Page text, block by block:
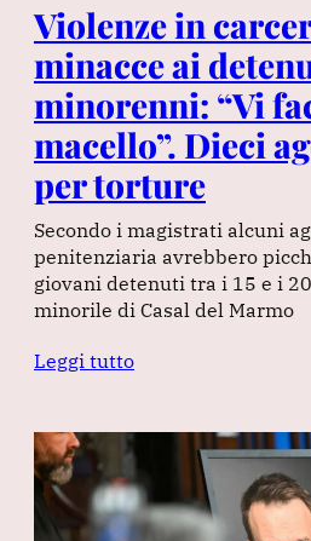
Violenze in
minacce ai
minorenni: “Vi
macello”. Dieci
per torture
Secondo i magistrati alcuni
penitenziaria avrebbero
giovani detenuti tra i 15 e i
minorile di Casal del Marmo
Leggi tutto